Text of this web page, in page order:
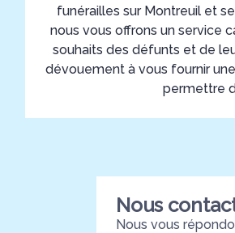
funérailles sur Montreuil et
nous vous offrons un service
souhaits des défunts et de
dévouement à vous fournir
permettre
Nous
Nous vous